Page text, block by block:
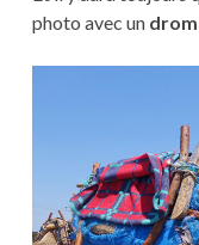
photo avec un